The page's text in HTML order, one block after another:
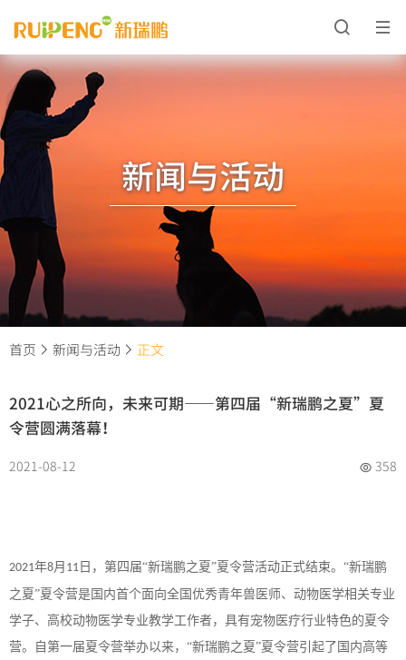
新闻与活动
首页 新闻与活动 正文
2021心之所向，未来可期——第四届“新瑞鹏之夏”夏
令营圆满落幕！
2021-08-12 358
2021年8月 11 日，第四届“新瑞鹏之夏”夏令营活动正式结束。“新瑞鹏
之夏”夏令营是国内首个面向全国优秀青年兽医师、动物医学相关专业
学子、高校动物医学专业教学工作者，具有宠物医疗行业特色的夏令
营。自第一届夏令营举办以来，“新瑞鹏之夏”夏令营引起了国内高等